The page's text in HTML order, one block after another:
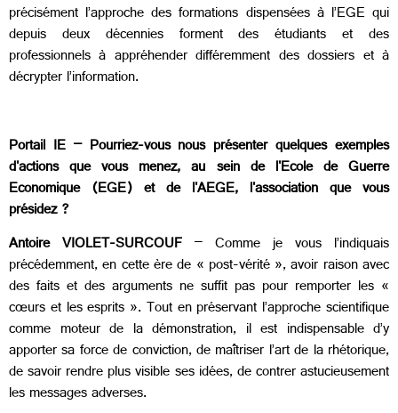
précisément l’approche des formations dispensées à l’EGE qui
depuis deux décennies forment des étudiants et des
professionnels à appréhender différemment des dossiers et à
décrypter l’information.
Portail IE – Pourriez-vous nous présenter quelques exemples
d'actions que vous menez, au sein de l'Ecole de Guerre
Economique (EGE) et de l'AEGE, l'association que vous
présidez ?
Antoire VIOLET-SURCOUF – Comme je vous l’indiquais
précédemment, en cette ère de « post-vérité », avoir raison avec
des faits et des arguments ne suffit pas pour remporter les «
cœurs et les esprits ». Tout en préservant l’approche scientifique
comme moteur de la démonstration, il est indispensable d’y
apporter sa force de conviction, de maîtriser l’art de la rhétorique,
de savoir rendre plus visible ses idées, de contrer astucieusement
les messages adverses.